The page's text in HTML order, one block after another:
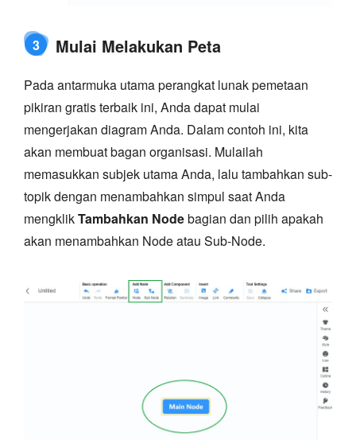
3 Mulai Melakukan Peta
Pada antarmuka utama perangkat lunak pemetaan
pikiran gratis terbaik ini, Anda dapat mulai
mengerjakan diagram Anda. Dalam contoh ini, kita
akan membuat bagan organisasi. Mulailah
memasukkan subjek utama Anda, lalu tambahkan sub-
topik dengan menambahkan simpul saat Anda
mengklikTambahkan Nodebagian dan pilih apakah
akan menambahkan Node atau Sub-Node.